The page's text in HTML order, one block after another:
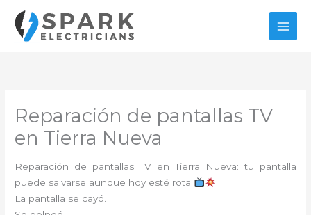
contenido
Reparación de pantallas TV
en Tierra Nueva
Reparación de pantallas TV en Tierra Nueva: tu pantalla
puede salvarse aunque hoy esté rota
La pantalla se cayó.